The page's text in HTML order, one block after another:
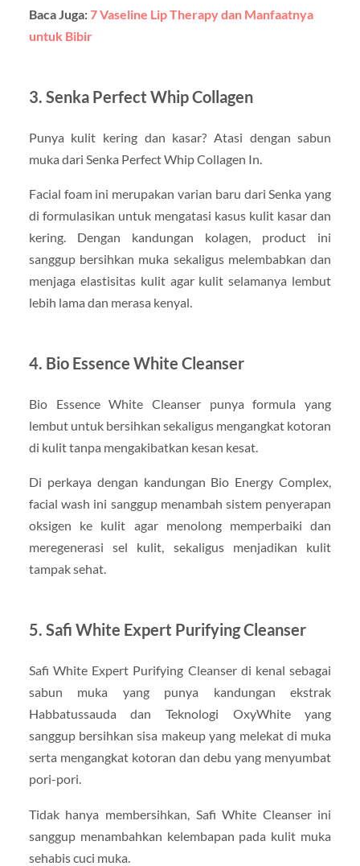
Baca Juga:7 Vaseline Lip Therapy dan Manfaatnya
untuk Bibir
3. Senka Perfect Whip Collagen
Punya kulit kering dan kasar? Atasi dengan sabun
muka dari Senka Perfect Whip Collagen In.
Facial foam ini merupakan varian baru dari Senka yang
di formulasikan untuk mengatasi kasus kulit kasar dan
kering. Dengan kandungan kolagen, product ini
sanggup bersihkan muka sekaligus melembabkan dan
menjaga elastisitas kulit agar kulit selamanya lembut
lebih lama dan merasa kenyal.
4. Bio Essence White Cleanser
Bio Essence White Cleanser punya formula yang
lembut untuk bersihkan sekaligus mengangkat kotoran
di kulit tanpa mengakibatkan kesan kesat.
Di perkaya dengan kandungan Bio Energy Complex,
facial wash ini sanggup menambah sistem penyerapan
oksigen ke kulit agar menolong memperbaiki dan
meregenerasi sel kulit, sekaligus menjadikan kulit
tampak sehat.
5. Safi White Expert Purifying Cleanser
Safi White Expert Purifying Cleanser di kenal sebagai
sabun muka yang punya kandungan ekstrak
Habbatussauda dan Teknologi OxyWhite yang
sanggup bersihkan sisa makeup yang melekat di muka
serta mengangkat kotoran dan debu yang menyumbat
pori-pori.
Tidak hanya membersihkan, Safi White Cleanser ini
sanggup menambahkan kelembapan pada kulit muka
sehabis cuci muka.